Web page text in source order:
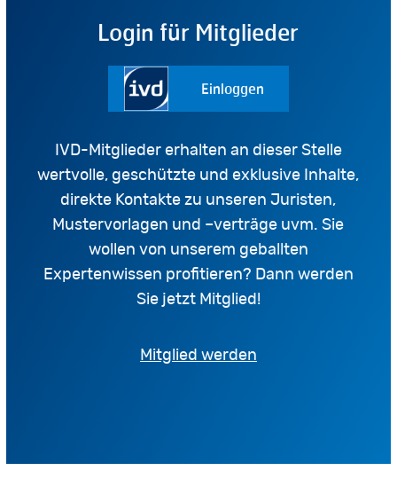
Login für Mitglieder
Einloggen
IVD-Mitglieder erhalten an dieser Stelle
wertvolle, geschützte und exklusive Inhalte,
direkte Kontakte zu unseren Juristen,
Mustervorlagen und –verträge uvm. Sie
wollen von unserem geballten
Expertenwissen profitieren? Dann werden
Sie jetzt Mitglied!
Mitglied werden